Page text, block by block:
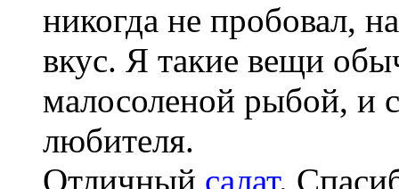
никогда не пробовал,
вкус. Я такие вещи
малосоленой рыбой, и
любителя.
Отличный салат.